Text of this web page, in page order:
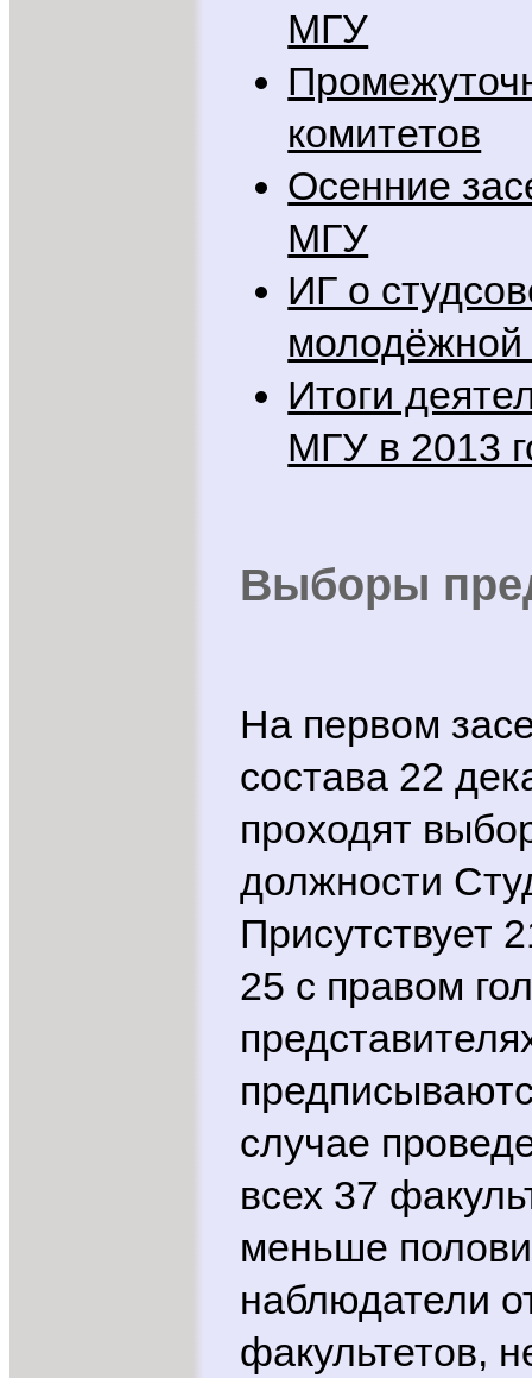
МГУ
комитетов
Осенние
МГУ
ИГ о
молодёжной
Итоги
МГУ в 2013
Выборы
На первом
состава 22
проходят
должности
Присутствует
25 с правом
случае
всех 37
меньше
наблюдатели
факультетов,